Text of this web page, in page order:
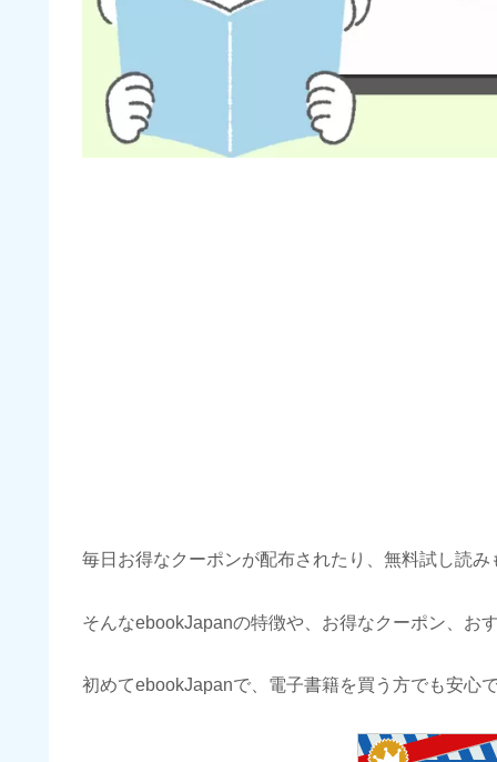
毎日お得なクーポンが配布されたり、無料試し読み
そんなebookJapanの特徴や、お得なクーポン、お
初めてebookJapanで、電子書籍を買う方でも安心